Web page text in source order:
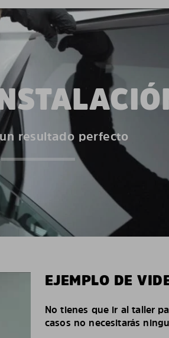
resultado perfecto
EJEMPLO DE
No tienes que ir al taller
casos no necesitarás